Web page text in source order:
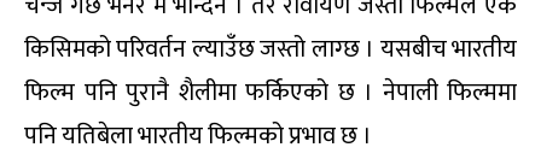
किसिमको परिवर्तन ल्याउँछ जस्तो लाग्छ । यसबीच भारतीय
फिल्म पनि पुरानै शैलीमा फर्किएको छ । नेपाली फिल्ममा
पनि यतिबेला भारतीय फिल्मको प्रभाव छ ।